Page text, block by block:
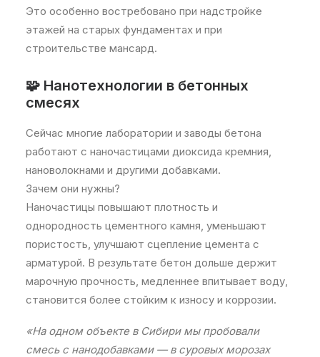
Это особенно востребовано при надстройке
этажей на старых фундаментах и при
строительстве мансард.
🧩 Нанотехнологии в бетонных
смесях
Сейчас многие лаборатории и заводы бетона
работают с наночастицами диоксида кремния,
нановолокнами и другими добавками.
Зачем они нужны?
Наночастицы повышают плотность и
однородность цементного камня, уменьшают
пористость, улучшают сцепление цемента с
арматурой. В результате бетон дольше держит
марочную прочность, медленнее впитывает воду,
становится более стойким к износу и коррозии.
«На одном объекте в Сибири мы пробовали
смесь с нанодобавками — в суровых морозах